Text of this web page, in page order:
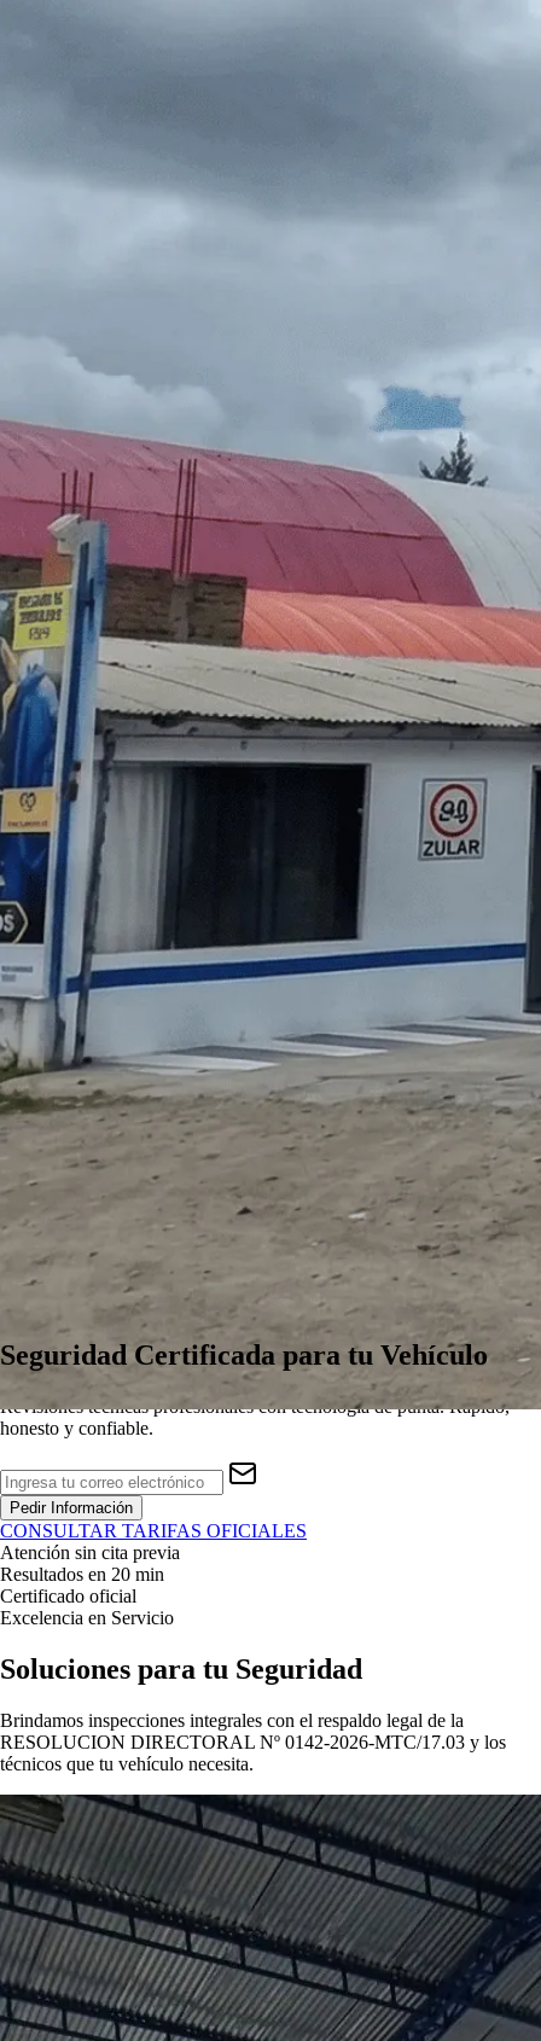
Seguridad Certificada para tu Vehículo
Revisiones técnicas profesionales con tecnología de punta. Rápido,
honesto y confiable.
Pedir Información
CONSULTAR TARIFAS OFICIALES
Atención sin cita previa
Resultados en 20 min
Certificado oficial
Excelencia en Servicio
Soluciones para tu Seguridad
Brindamos inspecciones integrales con el respaldo legal de la
RESOLUCION DIRECTORAL Nº 0142-2026-MTC/17.03 y los
técnicos que tu vehículo necesita.